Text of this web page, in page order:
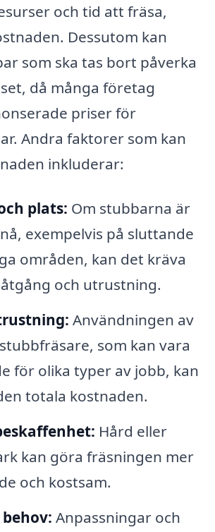
och tid att fräsa,
Dessutom kan
som ska tas bort påverka
då många företag
priser för
Andra faktorer som kan
inkluderar:
plats: Om stubbarna är
exempelvis på sluttande
områden, kan det kräva
och utrustning.
Användningen av
som kan vara
för olika typer av jobb, kan
totala kostnaden.
Hård eller
kan göra fräsningen mer
och kostsam.
Anpassningar och